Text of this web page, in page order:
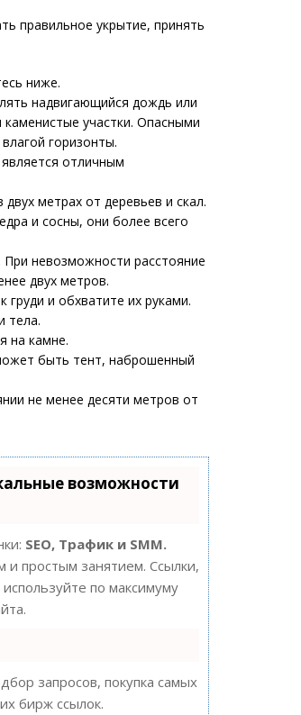
правильное укрытие, принять
ниже.
надвигающийся дождь или
участки. Опасными
горизонты.
является отличным
метрах от деревьев и скал.
и сосны, они более всего
При невозможности расстояние
двух метров.
груди и обхватите их руками.
тела.
на камне.
быть тент, наброшенный
не менее десяти метров от
возможности
SEO, Трафик и SMM.
и простым занятием. Ссылки,
по максимуму
запросов, покупка самых
бирж ссылок.